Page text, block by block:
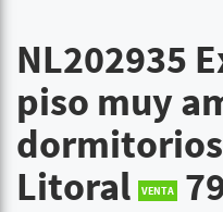
NL202935
piso muy
Litoral
VENTA